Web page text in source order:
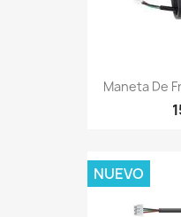
Maneta De
NUEVO